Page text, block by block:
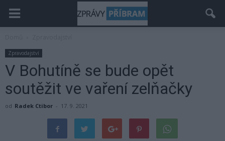
Zpravodajství
V Bohutíně se bude opět
soutěžit ve vaření zelňačky
od Radek Ctibor - 17. 9. 2021